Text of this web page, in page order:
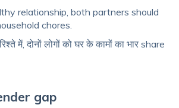
relationship, both partners should
chores.
लोगों को घर के कामों का भार share
gap